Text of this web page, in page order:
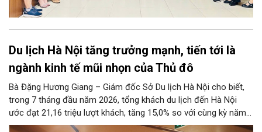
Du lịch Hà Nội tăng trưởng mạnh, tiến tới là
ngành kinh tế mũi nhọn của Thủ đô
Bà Đặng Hương Giang – Giám đốc Sở Du lịch Hà Nội cho biết,
trong 7 tháng đầu năm 2026, tổng khách du lịch đến Hà Nội
ước đạt 21,16 triệu lượt khách, tăng 15,0% so với cùng kỳ năm
2025. Tổng thu từ khách du lịch ước đạt 86,47 nghìn tỷ đồng,